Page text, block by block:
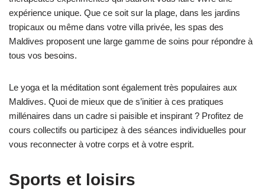
expérience unique. Que ce soit sur la plage, dans les jardins
tropicaux ou même dans votre villa privée, les spas des
Maldives proposent une large gamme de soins pour répondre à
tous vos besoins.
Le yoga et la méditation sont également très populaires aux
Maldives. Quoi de mieux que de s’initier à ces pratiques
millénaires dans un cadre si paisible et inspirant ? Profitez de
cours collectifs ou participez à des séances individuelles pour
vous reconnecter à votre corps et à votre esprit.
Sports et loisirs